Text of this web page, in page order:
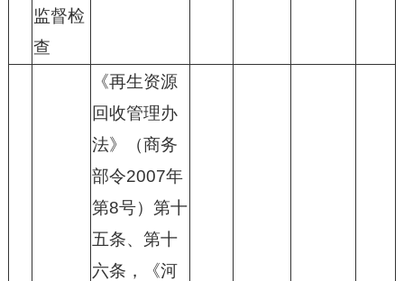
监督检
查
《再生资源
回收管理办
法》（商务
部令2007年
第8号）第十
五条、第十
六条，《河